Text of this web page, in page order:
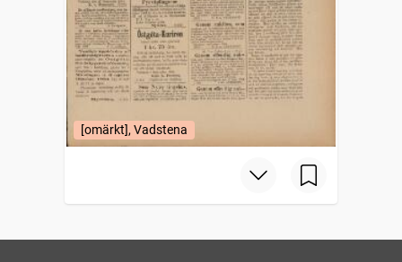
[omärkt], Vadstena